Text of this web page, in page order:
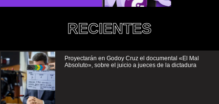
RECIENTES
Proyectarán en Godoy Cruz el documental «El Mal
Absoluto», sobre el juicio a jueces de la dictadura